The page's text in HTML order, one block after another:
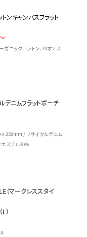
ンキャンバスフラット
ガニックコットン、10オンス
デニムフラットポーチ
/ リサイクルデニム
ステル30%
（マークレススタイ
）